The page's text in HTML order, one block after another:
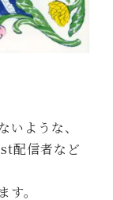
いような、
配信者など
。